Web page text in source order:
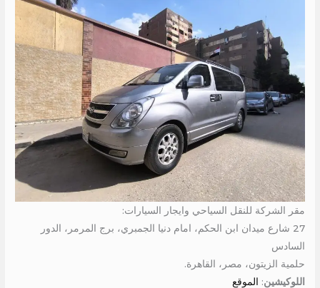
مقر الشركة للنقل السياحي وايجار السيارات:
27 شارع ميدان ابن الحكم، امام دنيا الجمبري، برج المرمر، الدور
السادس
حلمية الزيتون، مصر، القاهرة.
اللوكيشين: الموقع